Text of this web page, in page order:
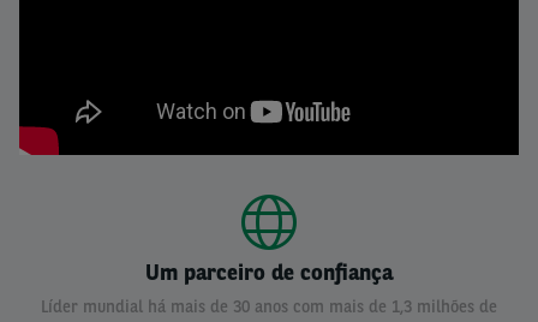
Um parceiro de confiança
Líder mundial há mais de 30 anos com mais de 1,3 milhões de